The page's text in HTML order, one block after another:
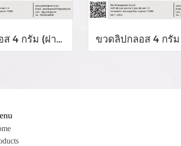
ขวดลิปกลอส 4 กรัม (ฝาสีดำเงา)